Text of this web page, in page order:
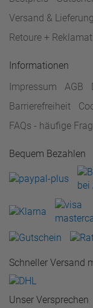
Versand & Lieferung
Retoure +
Informationen
Impressum
AGB
Barrierefreiheit
FAQs - häufige
Bequem Bezahlen
Schneller Versand
Unser Versprechen